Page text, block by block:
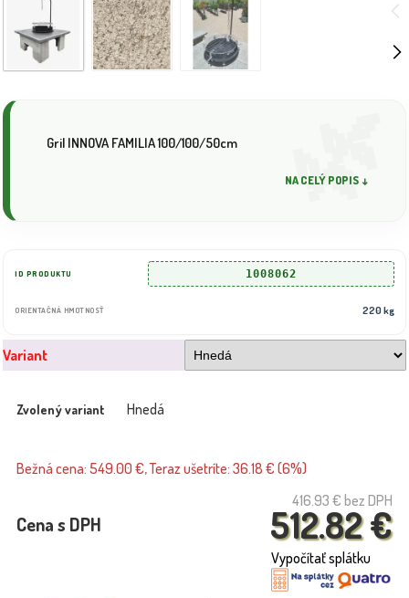
Gril INNOVA FAMILIA 100/100/50cm
NA CELÝ POPIS ↓
ID PRODUKTU 1008062
ORIENTAČNÁ HMOTNOSŤ 220 kg
Variant
Zvolený variant Hnedá
Bežná cena: 549.00 €, Teraz ušetríte: 36.18 € (6%)
416.93 € bez DPH
512.82 €
Cena s DPH
Vypočítať splátku